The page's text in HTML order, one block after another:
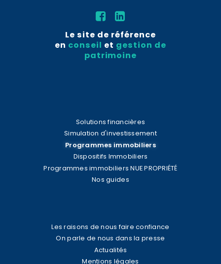
Le site de référence
en conseil et gestion de
patrimoine
Solutions financières
Simulation d'investissement
Programmes immobiliers
Dispositifs Immobiliers
Programmes immobiliers NUE PROPRIÉTÉ
Nos guides
Les raisons de nous faire confiance
On parle de nous dans la presse
Actualités
Mentions légales